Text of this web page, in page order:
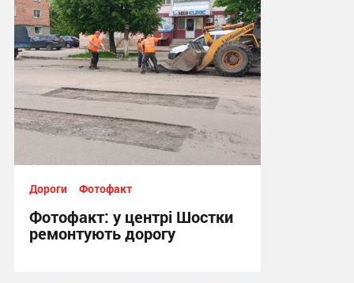
Дороги Фотофакт
Фотофакт: у центрі Шостки
ремонтують дорогу